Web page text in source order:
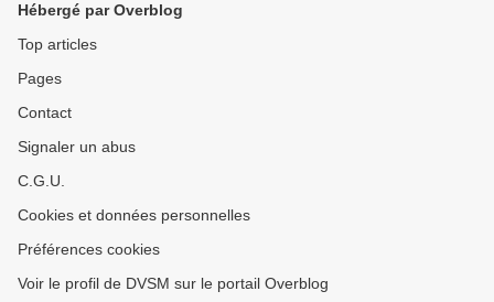
Hébergé par Overblog
Top articles
Pages
Contact
Signaler un abus
C.G.U.
Cookies et données personnelles
Préférences cookies
Voir le profil de DVSM sur le portail Overblog